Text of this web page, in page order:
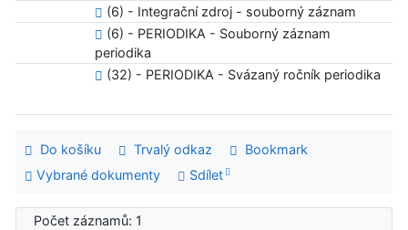
(6) - Integrační zdroj - souborný záznam
(6) - PERIODIKA - Souborný záznam
periodika
(32) - PERIODIKA - Svázaný ročník periodika
Do košíku Trvalý odkaz
Bookmark
Vybrané dokumenty
Sdílet
Počet záznamů: 1